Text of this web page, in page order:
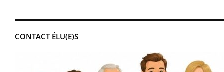
CONTACT ÉLU(E)S